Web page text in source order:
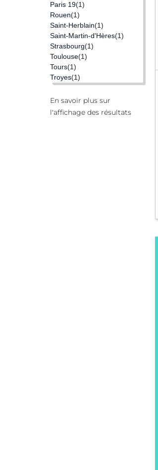
Paris 19(1)
Rouen(1)
Saint-Herblain(1)
Saint-Martin-d'Hères(1)
Strasbourg(1)
Toulouse(1)
Tours(1)
Troyes(1)
En savoir plus sur
l'affichage des résultats